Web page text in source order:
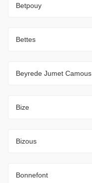
Betpouy
Bettes
Beyrede Jumet Camous
Bize
Bizous
Bonnefont